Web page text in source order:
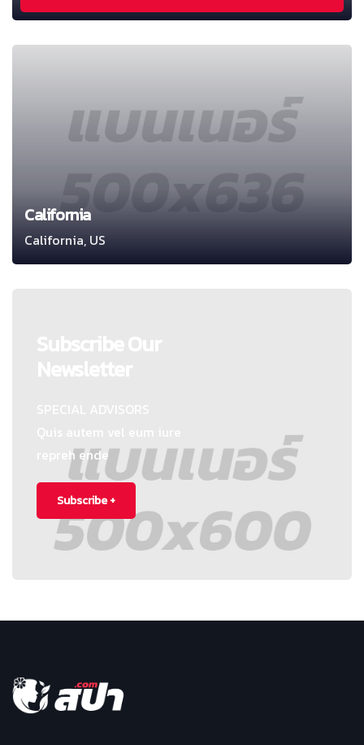
California
California, US
repreh ende
Subscribe +